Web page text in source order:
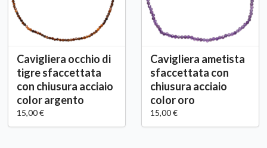
Cavigliera occhio di
tigre sfaccettata
con chiusura acciaio
color argento
15,00 €
Cavigliera ametista
sfaccettata con
chiusura acciaio
color oro
15,00 €